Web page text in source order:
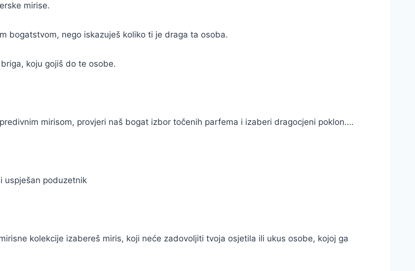
mirise.
bogatstvom, nego iskazuješ koliko ti je draga ta osoba.
koju gojiš do te osobe.
mirisom, provjeri naš bogat izbor točenih parfema i izaberi dragocjeni poklon….
uspješan poduzetnik
kolekcije izabereš miris, koji neće zadovoljiti tvoja osjetila ili ukus osobe, kojoj ga